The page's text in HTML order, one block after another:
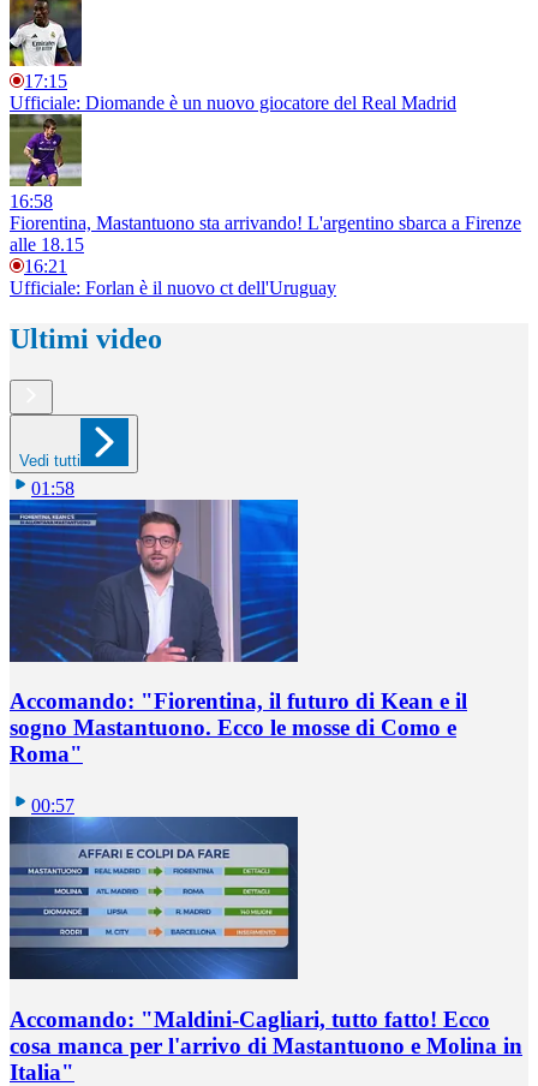
17:15
Ufficiale: Diomande è un nuovo giocatore del Real Madrid
16:58
Fiorentina, Mastantuono sta arrivando! L'argentino sbarca a Firenze
alle 18.15
16:21
Ufficiale: Forlan è il nuovo ct dell'Uruguay
Ultimi video
Vedi tutti
01:58
Accomando: "Fiorentina, il futuro di Kean e il
sogno Mastantuono. Ecco le mosse di Como e
Roma"
00:57
Accomando: "Maldini-Cagliari, tutto fatto! Ecco
cosa manca per l'arrivo di Mastantuono e Molina in
Italia"